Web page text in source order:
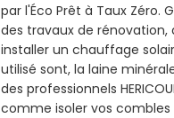
par l'Éco Prêt à Taux Zéro.
des travaux de rénovation,
installer un chauffage
utilisé sont, la laine
des professionnels
comme isoler vos